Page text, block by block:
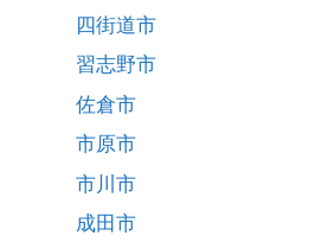
四街道市
習志野市
佐倉市
市原市
市川市
成田市